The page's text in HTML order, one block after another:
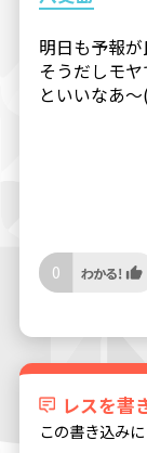
明日も予報
そうだしモ
といいなあ
0
レスを書
この書き込み